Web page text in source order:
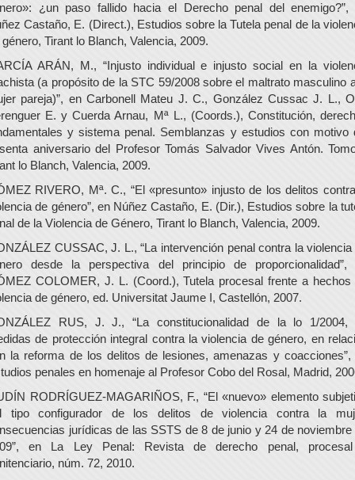
¿un paso fallido hacia el Derecho penal del enemigo?”,
Castaño, E. (Direct.), Estudios sobre la Tutela penal de la
género, Tirant lo Blanch, Valencia, 2009.
ARÁN, M., “Injusto individual e injusto social en la
(a propósito de la STC 59/2008 sobre el maltrato masculino
pareja)”, en Carbonell Mateu J. C., González Cussac J. L.,
E. y Cuerda Arnau, Mª L., (Coords.), Constitución,
y sistema penal. Semblanzas y estudios con motivo
aniversario del Profesor Tomás Salvador Vives Antón.
lo Blanch, Valencia, 2009.
RIVERO, Mª. C., “El «presunto» injusto de los delitos
de género”, en Núñez Castaño, E. (Dir.), Estudios sobre la
de la Violencia de Género, Tirant lo Blanch, Valencia, 2009.
CUSSAC, J. L., “La intervención penal contra la violencia
desde la perspectiva del principio de proporcionalidad”,
COLOMER, J. L. (Coord.), Tutela procesal frente a hechos
de género, ed. Universitat Jaume I, Castellón, 2007.
RUS, J. J., “La constitucionalidad de la lo 1/2004,
de protección integral contra la violencia de género, en
la reforma de los delitos de lesiones, amenazas y coacciones”,
penales en homenaje al Profesor Cobo del Rosal, Madrid,
RODRÍGUEZ-MAGARIÑOS, F., “El «nuevo» elemento
tipo configurador de los delitos de violencia contra la
jurídicas de las SSTS de 8 de junio y 24 de noviembre
en La Ley Penal: Revista de derecho penal,
núm. 72, 2010.